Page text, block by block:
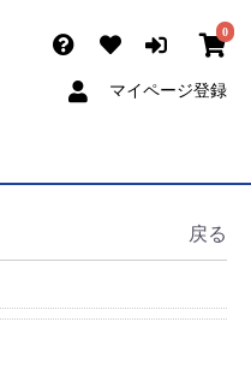
0
マイページ登録
戻る